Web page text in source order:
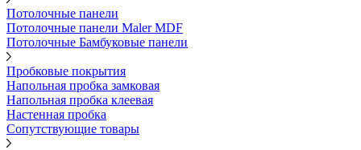
Потолочные панели
Потолочные панели Maler MDF
Потолочные Бамбуковые панели
Пробковые покрытия
Напольная пробка замковая
Напольная пробка клеевая
Настенная пробка
Сопутствующие товары